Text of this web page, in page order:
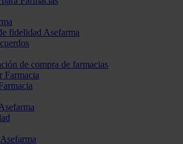
fidelidad Asefarma
de compra de farmacias
Farmacia